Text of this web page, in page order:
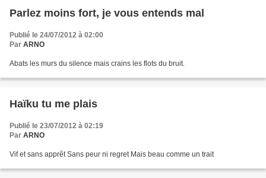
Parlez moins fort, je vous entends mal
Publié le 24/07/2012 à 02:00
Par ARNO
Abats les murs du silence mais crains les flots du bruit.
Haïku tu me plais
Publié le 23/07/2012 à 02:19
Par ARNO
Vif et sans apprêt Sans peur ni regret Mais beau comme un trait